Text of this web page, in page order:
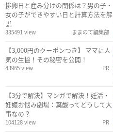
排卵日と産み分けの関係は？男の子・
女の子ができやすい日と計算方法を解
説
335491 view ままのて編集部
【3,000円のクーポンつき】 ママに人
気の生協！その秘密を公開！
43965 view PR
【3分で解決】マンガで解決！妊活・
妊娠お悩み劇場：葉酸ってどうして大
事なの？
104128 view PR